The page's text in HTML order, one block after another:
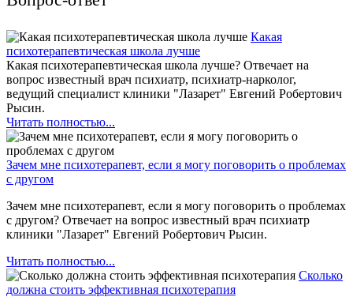
Какая
психотерапевтическая школа лучше
Какая психотерапевтическая школа лучше? Отвечает на
вопрос известный врач психиатр, психиатр-нарколог,
ведущий специалист клиники "Лазарет" Евгений Робертович
Рысин.
Читать полностью...
Зачем мне психотерапевт, если я могу поговорить о проблемах
с другом
Зачем мне психотерапевт, если я могу поговорить о проблемах
с другом? Отвечает на вопрос известный врач психиатр
клиники "Лазарет" Евгений Робертович Рысин.
Читать полностью...
Сколько
должна стоить эффективная психотерапия